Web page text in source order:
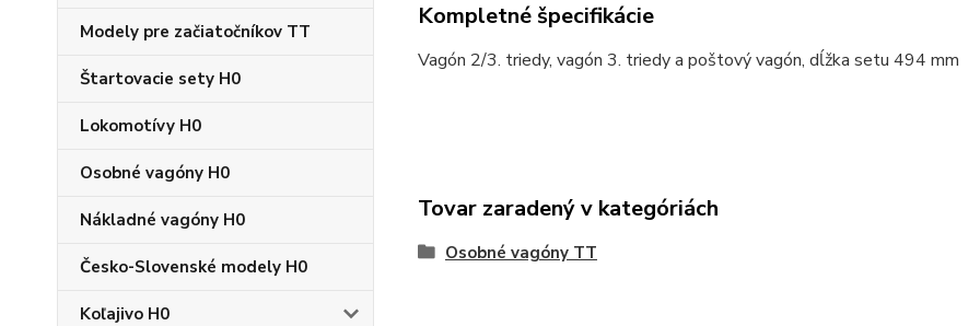
Modely pre začiatočníkov TT
Štartovacie sety H0
Lokomotívy H0
Osobné vagóny H0
Nákladné vagóny H0
Česko-Slovenské modely H0
Koľajivo H0
Kompletné špecifikácie
Vagón 2/3. triedy, vagón 3. triedy a poštový vagón, dĺžka setu 494 mm
Tovar zaradený v kategóriách
Osobné vagóny TT